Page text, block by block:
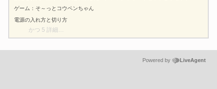
ゲーム：そ～っとコウペンちゃん
電源の入れ方と切り方
かつ 5 詳細…
Powered by LiveAgent